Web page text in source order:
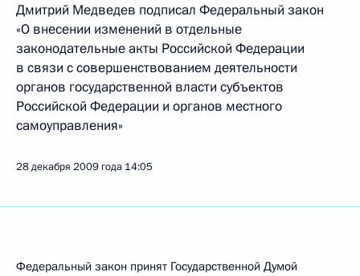
Дмитрий Медведев подписал Федеральный закон
«О внесении изменений в отдельные
законодательные акты Российской Федерации
в связи с совершенствованием деятельности
органов государственной власти субъектов
Российской Федерации и органов местного
самоуправления»
28 декабря 2009 года 14:05
Федеральный закон принят Государственной Думой